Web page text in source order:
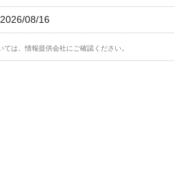
2026/08/16
は、情報提供会社にご確認ください。